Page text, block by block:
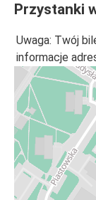
Przystanki
Uwaga: Twój
informacje